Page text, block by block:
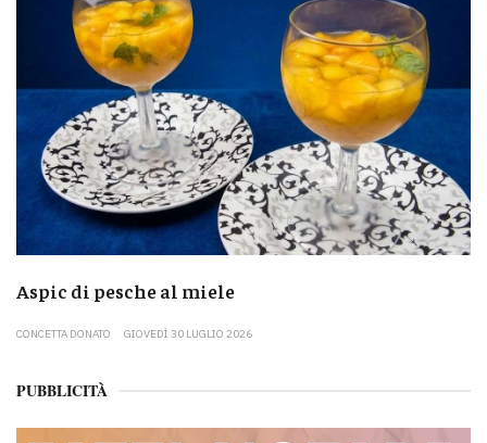
Aspic di pesche al miele
CONCETTA DONATO GIOVEDÌ 30 LUGLIO 2026
PUBBLICITÀ